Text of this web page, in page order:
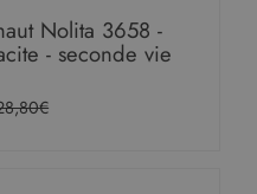
Nolita 3658 -
- seconde vie